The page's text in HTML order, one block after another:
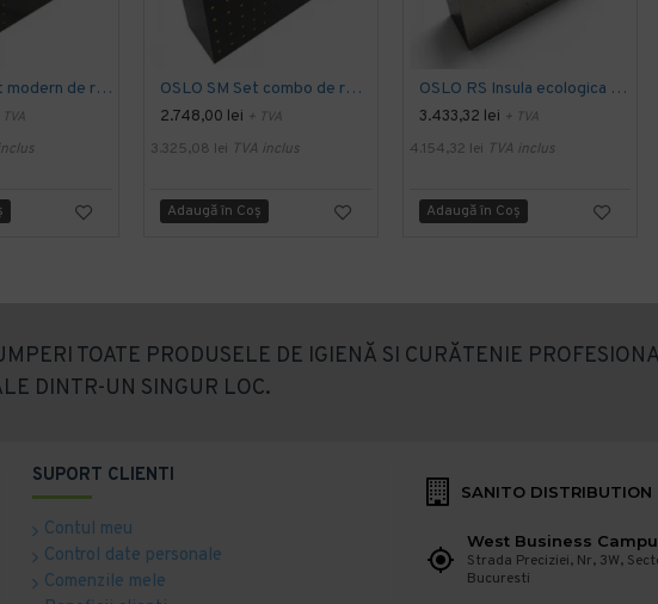
OSLO RM Set modern de reciclare cu 3x60L compartimente, 84 x 28 x 73 cm
TVA
OSLO SM Set combo de reciclare din metal cu design modern
2.748,00 lei + TVA
3.325,08 lei TVA inclus
Adaugă în Coş
OSLO RS Insula ecologica pentru reciclare din otel inoxidabil
3.433,32 lei + TVA
4.154,32 lei TVA inclus
Adaugă în Coş
TOATE PRODUSELE DE IGIENĂ SI CURĂTENIE
DINTR-UN SINGUR LOC.
SUPORT CLIENTI
Contul meu
Control date personale
Comenzile mele
SANITO DISTRIBUTION
West Business
Strada Preciziei, Nr, 3W,
Bucuresti